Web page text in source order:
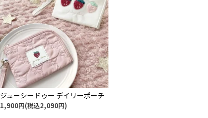
ジューシードゥー デイリーポーチ
1,900円(税込2,090円)